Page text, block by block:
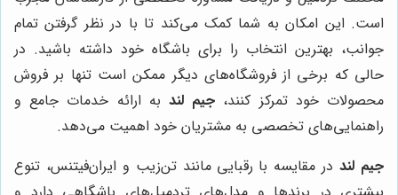
است. این امکان به شما کمک می‌کند تا با در نظر گرفتن تمام
جوانب، بهترین انتخاب را برای باشگاه خود داشته باشید. در
حالی که برخی از فروشگاه‌های دیگر ممکن است تنها بر فروش
محصولات خود تمرکز کنند، جیم لند به ارائه خدمات جامع و
راهنمایی‌های تخصصی به مشتریان خود اهمیت می‌دهد.
جیم لنددر مقایسه با رقبایی مانند تن‌زیب و ایران‌فیتنس، تنوع